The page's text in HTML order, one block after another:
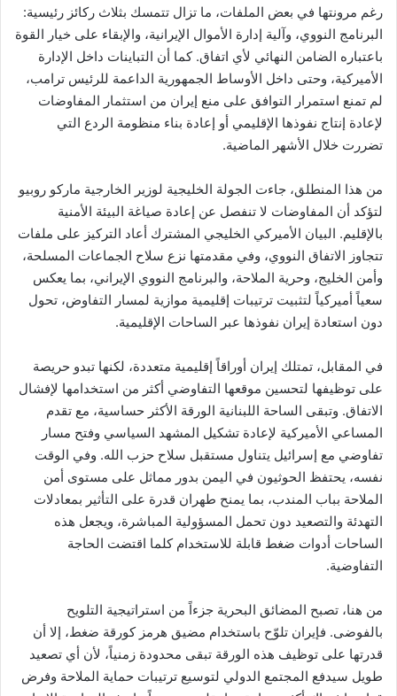
رغم مرونتها في بعض الملفات، ما تزال تتمسك بثلاث ركائز رئيسية:
البرنامج النووي، وآلية إدارة الأموال الإيرانية، والإبقاء على خيار القوة
باعتباره الضامن النهائي لأي اتفاق. كما أن التباينات داخل الإدارة
الأميركية، وحتى داخل الأوساط الجمهورية الداعمة للرئيس ترامب،
لم تمنع استمرار التوافق على منع إيران من استثمار المفاوضات
لإعادة إنتاج نفوذها الإقليمي أو إعادة بناء منظومة الردع التي
تضررت خلال الأشهر الماضية.
من هذا المنطلق، جاءت الجولة الخليجية لوزير الخارجية ماركو روبيو
لتؤكد أن المفاوضات لا تنفصل عن إعادة صياغة البيئة الأمنية
بالإقليم. البيان الأميركي الخليجي المشترك أعاد التركيز على ملفات
تتجاوز الاتفاق النووي، وفي مقدمتها نزع سلاح الجماعات المسلحة،
وأمن الخليج، وحرية الملاحة، والبرنامج النووي الإيراني، بما يعكس
سعياً أميركياً لتثبيت ترتيبات إقليمية موازية لمسار التفاوض، تحول
دون استعادة إيران نفوذها عبر الساحات الإقليمية.
في المقابل، تمتلك إيران أوراقاً إقليمية متعددة، لكنها تبدو حريصة
على توظيفها لتحسين موقعها التفاوضي أكثر من استخدامها لإفشال
الاتفاق. وتبقى الساحة اللبنانية الورقة الأكثر حساسية، مع تقدم
المساعي الأميركية لإعادة تشكيل المشهد السياسي وفتح مسار
تفاوضي مع إسرائيل يتناول مستقبل سلاح حزب الله. وفي الوقت
نفسه، يحتفظ الحوثيون في اليمن بدور مماثل على مستوى أمن
الملاحة بباب المندب، بما يمنح طهران قدرة على التأثير بمعادلات
التهدئة والتصعيد دون تحمل المسؤولية المباشرة، ويجعل هذه
الساحات أدوات ضغط قابلة للاستخدام كلما اقتضت الحاجة
التفاوضية.
من هنا، تصبح المضائق البحرية جزءاً من استراتيجية التلويح
بالفوضى. فإيران تلوّح باستخدام مضيق هرمز كورقة ضغط، إلا أن
قدرتها على توظيف هذه الورقة تبقى محدودة زمنياً، لأن أي تصعيد
طويل سيدفع المجتمع الدولي لتوسيع ترتيبات حماية الملاحة وفرض